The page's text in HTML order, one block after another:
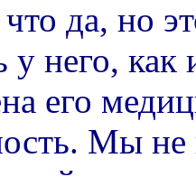
да, но
у него, как
его
Мы